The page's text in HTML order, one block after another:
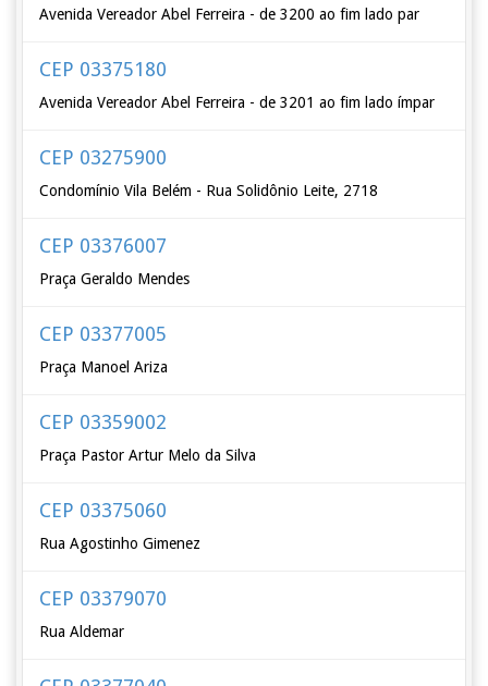
Avenida Vereador Abel Ferreira - de 3200 ao fim lado par
CEP 03375180
Avenida Vereador Abel Ferreira - de 3201 ao fim lado ímpar
CEP 03275900
Condomínio Vila Belém - Rua Solidônio Leite, 2718
CEP 03376007
Praça Geraldo Mendes
CEP 03377005
Praça Manoel Ariza
CEP 03359002
Praça Pastor Artur Melo da Silva
CEP 03375060
Rua Agostinho Gimenez
CEP 03379070
Rua Aldemar